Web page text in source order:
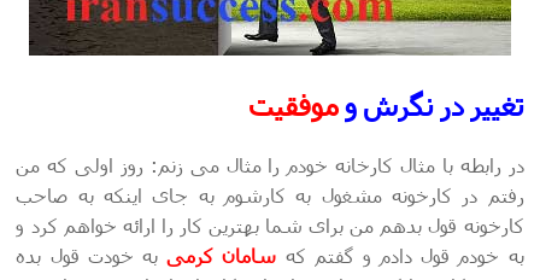
تغییر در نگرش وموفقیت
در رابطه با مثال کارخانه خودم را مثال می زنم: روز اولی که من
رفتم در کارخونه مشغول به کارشوم به جای اینکه به صاحب
کارخونه قول بدهم من برای شما بهترین کار را ارائه خواهم کرد و
به خودم قول دادم و گفتم که سامان کرمیبه خودت قول بده